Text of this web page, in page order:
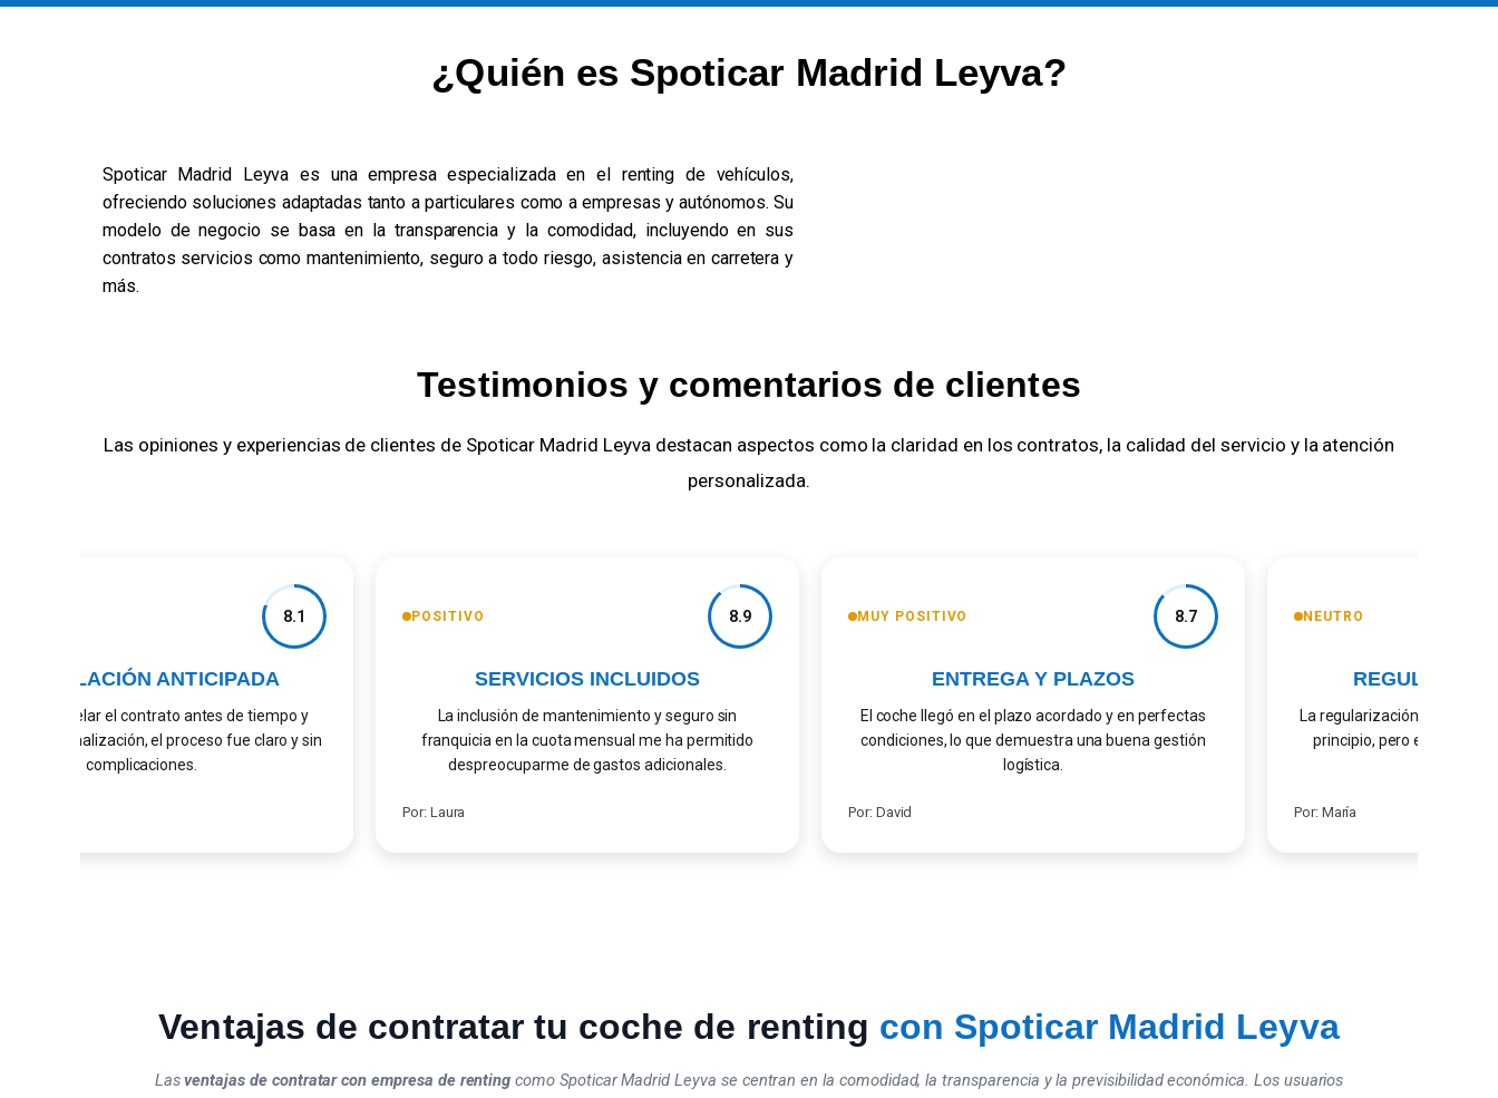
¿Quién es Spoticar Madrid Leyva?
Spoticar Madrid Leyva es una empresa especializada en el renting de vehículos,
ofreciendo soluciones adaptadas tanto a particulares como a empresas y autónomos. Su
modelo de negocio se basa en la transparencia y la comodidad, incluyendo en sus
contratos servicios como mantenimiento, seguro a todo riesgo, asistencia en carretera y
más.
Testimonios y comentarios de clientes
Las opiniones y experiencias de clientes de Spoticar Madrid Leyva destacan aspectos como la claridad en los contratos, la calidad del servicio y la atención
personalizada.
8.1
ANTICIPADA
cancelar el contrato antes de tiempo y
penalización, el proceso fue claro y sin
complicaciones.
POSITIVO 8.9
SERVICIOS INCLUIDOS
La inclusión de mantenimiento y seguro sin
franquicia en la cuota mensual me ha permitido
despreocuparme de gastos adicionales.
Por: Laura
MUY POSITIVO 8.7
ENTREGA Y PLAZOS
El coche llegó en el plazo acordado y en perfectas
condiciones, lo que demuestra una buena gestión
logística.
Por: David
NEUTRO
La regularización de
principio, pero el equipo
Por: María
Ventajas de contratar tu coche de renting con Spoticar Madrid Leyva
Lasventajas de contratar con empresa de renting como Spoticar Madrid Leyva se centran en la comodidad, la transparencia y la previsibilidad económica. Los usuarios